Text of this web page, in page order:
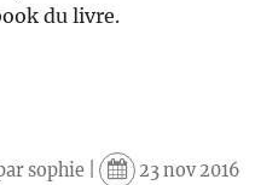
du livre.
sophie| 23 nov 2016